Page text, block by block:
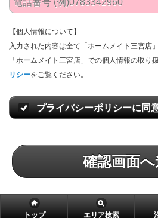
【個人情報について】
入力された内容は全て「ホームメイト三宮店
「ホームメイト三宮店」での個人情報の取り
リシーをご覧ください。
プライバシーポリシーに同
確認画面
トップ エリア検索